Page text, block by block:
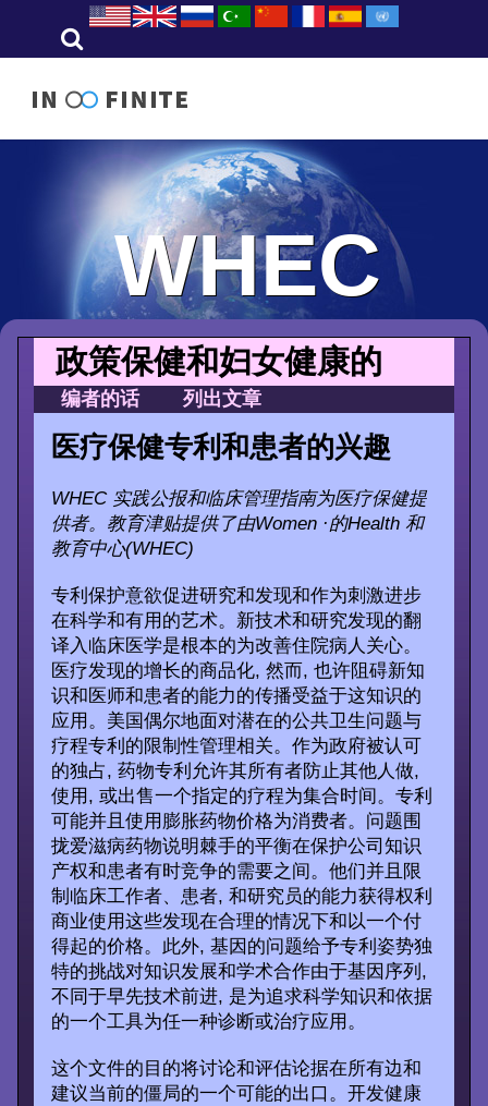
WHEC
政策保健和妇女健康的
编者的话 列出文章
医疗保健专利和患者的兴趣
WHEC 实践公报和临床管理指南为医疗保健提
供者。教育津贴提供了由Women ·的Health 和
教育中心(WHEC)
专利保护意欲促进研究和发现和作为刺激进步
在科学和有用的艺术。新技术和研究发现的翻
译入临床医学是根本的为改善住院病人关心。
医疗发现的增长的商品化, 然而, 也许阻碍新知
识和医师和患者的能力的传播受益于这知识的
应用。美国偶尔地面对潜在的公共卫生问题与
疗程专利的限制性管理相关。作为政府被认可
的独占, 药物专利允许其所有者防止其他人做,
使用, 或出售一个指定的疗程为集合时间。专利
可能并且使用膨胀药物价格为消费者。问题围
拢爱滋病药物说明棘手的平衡在保护公司知识
产权和患者有时竞争的需要之间。他们并且限
制临床工作者、患者, 和研究员的能力获得权利
商业使用这些发现在合理的情况下和以一个付
得起的价格。此外, 基因的问题给予专利姿势独
特的挑战对知识发展和学术合作由于基因序列,
不同于早先技术前进, 是为追求科学知识和依据
的一个工具为任一种诊断或治疗应用。
这个文件的目的将讨论和评估论据在所有边和
建议当前的僵局的一个可能的出口。开发健康